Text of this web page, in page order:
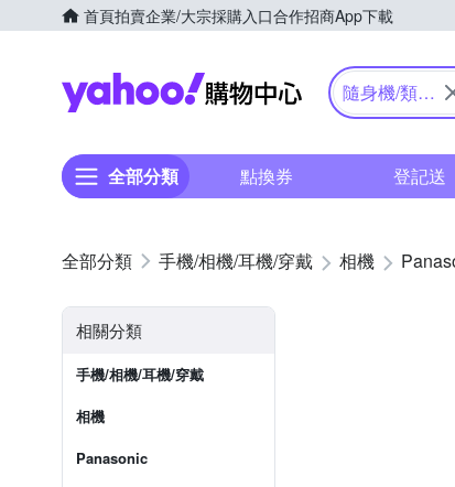
首頁拍賣企業/大宗採購入口合作招商App下載
Yahoo購物中心
隨身機/類單
全部分類 點換券 登記送
手機/相機/耳機/穿戴 相機
相關分類
手機/相機/耳機/穿戴
相機
Panasonic